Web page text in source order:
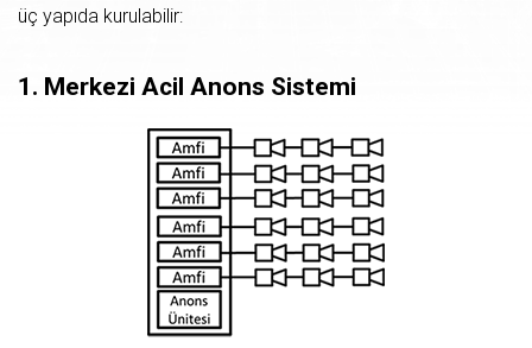
üç yapıda kurulabilir:
1. Merkezi Acil Anons Sistemi